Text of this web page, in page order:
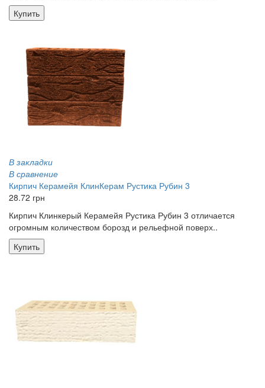
Купить
В закладки
В сравнение
Кирпич Керамейя КлинКерам Рустика Рубин 3
28.72 грн
Кирпич Клинкерый Керамейя Рустика Рубин 3 отличается
огромным количеством борозд и рельефной поверх..
Купить